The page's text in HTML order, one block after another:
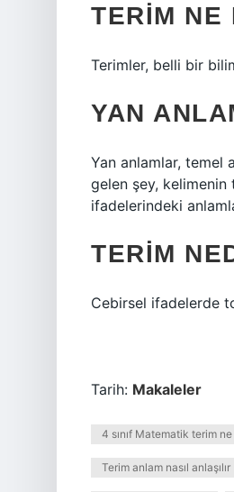
TERIM NE
Terimler, belli bir
YAN
Yan anlamlar, temel
gelen şey, kelimenin
ifadelerindeki
TERIM
Cebirsel ifadelerde
Tarih: Makaleler
4 sınıf Matematik terim
Terim anlam nasıl anlaşılır